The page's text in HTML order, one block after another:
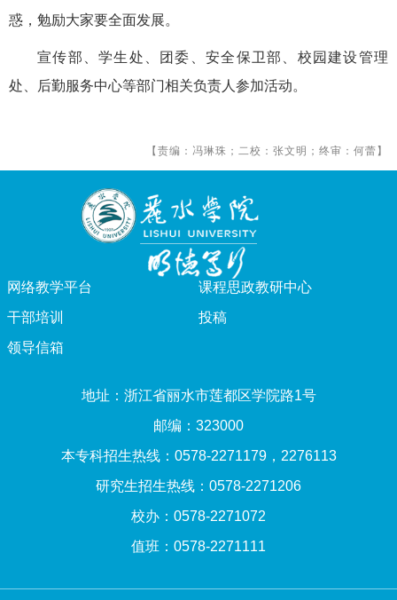
惑，勉励大家要全面发展。
宣传部、学生处、团委、安全保卫部、校园建设管理
处、后勤服务中心等部门相关负责人参加活动。
【责编：冯琳珠；二校：张文明；终审：何蕾】
网络教学平台
课程思政教研中心
干部培训
投稿
领导信箱
地址：浙江省丽水市莲都区学院路1号
邮编：323000
本专科招生热线：0578-2271179，2276113
研究生招生热线：0578-2271206
校办：0578-2271072
值班：0578-2271111